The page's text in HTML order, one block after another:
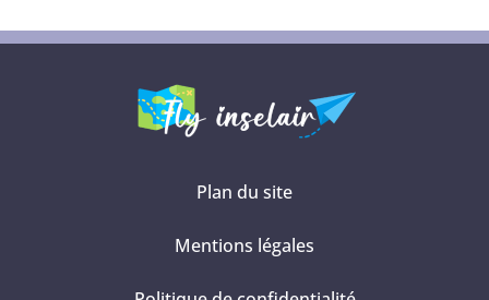
Plan du site
Mentions légales